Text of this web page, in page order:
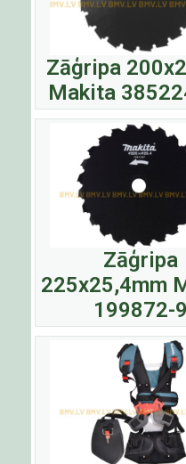
Zāģripa
Makita
Zāģripa
225x25,4mm
199872-